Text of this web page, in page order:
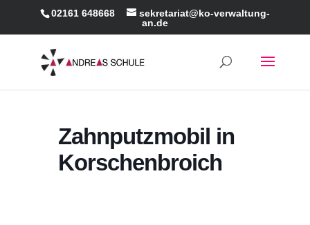
02161 648668
sekretariat@ko-verwaltung-
an.de
Zahnputzmobil in
Korschenbroich